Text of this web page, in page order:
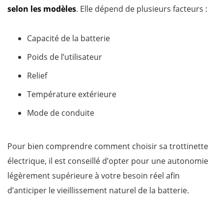
selon les modèles. Elle dépend de plusieurs facteurs :
Capacité de la batterie
Poids de l’utilisateur
Relief
Température extérieure
Mode de conduite
Pour bien comprendre comment choisir sa trottinette
électrique, il est conseillé d’opter pour une autonomie
légèrement supérieure à votre besoin réel afin
d’anticiper le vieillissement naturel de la batterie.